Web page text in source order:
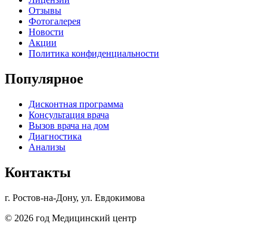
Отзывы
Фотогалерея
Новости
Акции
Политика конфиденциальности
Популярное
Дисконтная программа
Консультация врача
Вызов врача на дом
Диагностика
Анализы
Контакты
г. Ростов-на-Дону, ул. Евдокимова
© 2026 год Медицинский центр